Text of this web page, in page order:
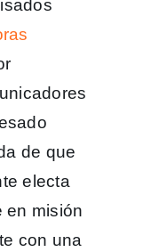
de que
electa
en misión
con una